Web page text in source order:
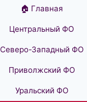
🏠 Главная
Центральный ФО
Северо-Западный ФО
Приволжский ФО
Уральский ФО